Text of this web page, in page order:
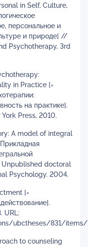
in Self, Culture,
персональное и
и природе] //
Psychotherapy, 3rd
in Practice [=
на практике].
Press, 2010.
A model of integral
Unpublished doctoral
Psychology. 2004.
[=
URL:
ubctheses/831/
to counseling